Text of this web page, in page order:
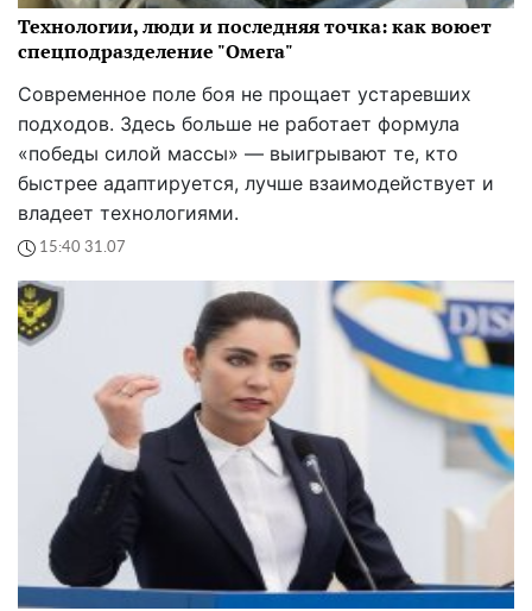
Технологии, люди и последняя точка: как воюет
спецподразделение "Омега"
Современное поле боя не прощает устаревших
подходов. Здесь больше не работает формула
«победы силой массы» — выигрывают те, кто
быстрее адаптируется, лучше взаимодействует и
владеет технологиями.
15:40 31.07